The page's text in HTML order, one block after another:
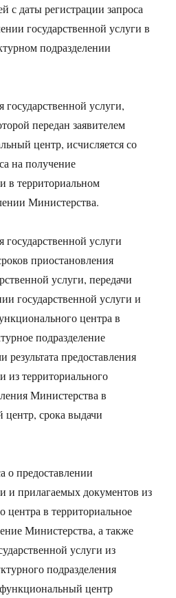
с даты регистрации запроса
государственной услуги в
подразделении
услуги,
передан заявителем
центр, исчисляется со
на получение
в территориальном
Министерства.
государственной услуги
приостановления
услуги, передачи
государственной услуги и
центра в
подразделение
результата предоставления
из территориального
Министерства в
срока выдачи
о предоставлении
и прилагаемых документов из
в территориальное
Министерства, а также
услуги из
подразделения
центр